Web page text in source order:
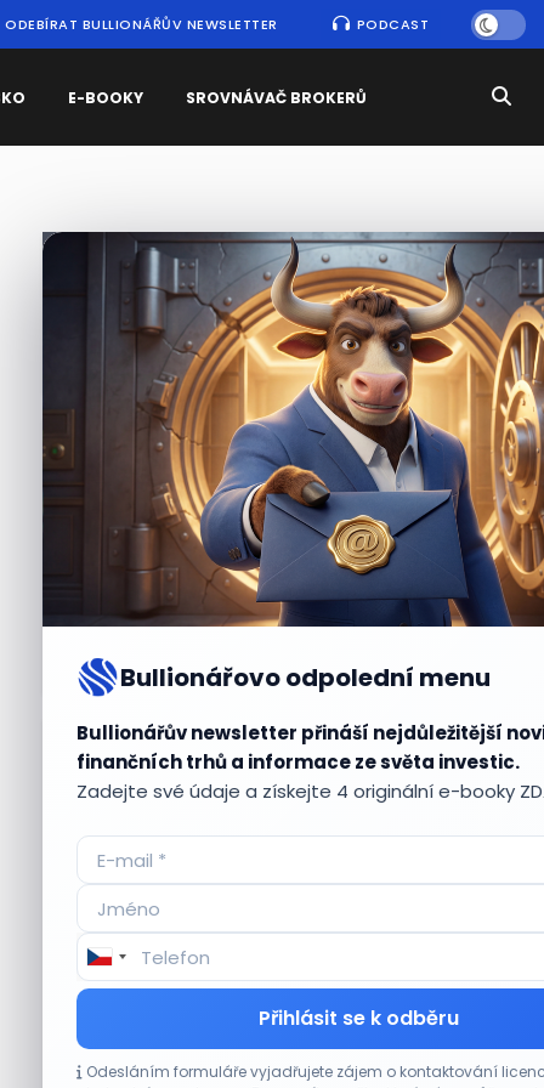
ODEBÍRAT BULLIONÁŘŮV NEWSLETTER PODCAST
E-BOOKY SROVNÁVAČ BROKERŮ
Bullionářovo odpolední menu
Bullionářův newsletter přináší nejdůležitější
finančních trhů a informace ze světa investic.
Zadejte své údaje a získejte 4 originální e-booky
Přihlásit se k odběru
Odesláním formuláře vyjadřujete zájem o kontaktování
Nejčtenějšízprávy
Aktuálnípříležitosti
Plány Starlinku srazily akcie T-Mobile, AT&T